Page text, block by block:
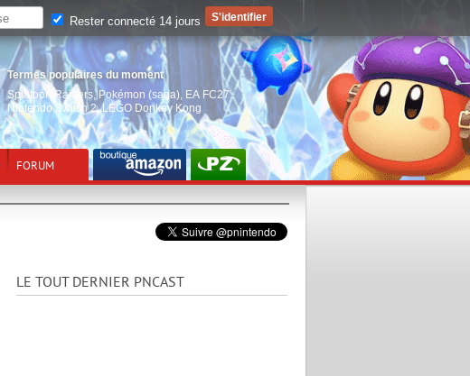
Termes populaires du moment
Splatoon Raiders, Pokémon (saga) EA FC27,
Nintendo Switch 2,LEGO Donkey Kong
FORUM
LE TOUT DERNIER PNCAST
Rester connecté 14 jours